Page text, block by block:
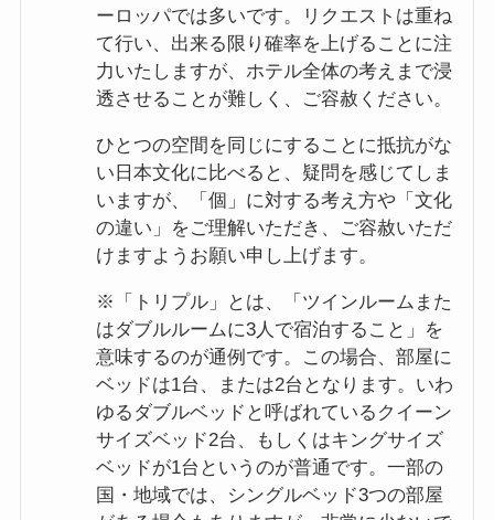
ーロッパでは多いです。リクエストは重ね
て行い、出来る限り確率を上げることに注
力いたしますが、ホテル全体の考えまで浸
透させることが難しく、ご容赦ください。
ひとつの空間を同じにすることに抵抗がな
い日本文化に比べると、疑問を感じてしま
いますが、「個」に対する考え方や「文化
の違い」をご理解いただき、ご容赦いただ
けますようお願い申し上げます。
※「トリプル」とは、「ツインルームまた
はダブルルームに3人で宿泊すること」を
意味するのが通例です。この場合、部屋に
ベッドは1台、または2台となります。いわ
ゆるダブルベッドと呼ばれているクイーン
サイズベッド2台、もしくはキングサイズ
ベッドが1台というのが普通です。一部の
国・地域では、シングルベッド3つの部屋